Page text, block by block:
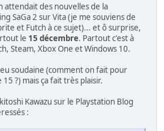
attendait des nouvelles de la
SaGa 2 sur Vita (je me souviens de
et Futch à ce sujet)... et ô surprise,
le 15 décembre. Partout c'est à
Steam, Xbox One et Windows 10.
soudaine (comment on fait pour
?) mais ça fait très plaisir.
Kawazu sur le Playstation Blog
: